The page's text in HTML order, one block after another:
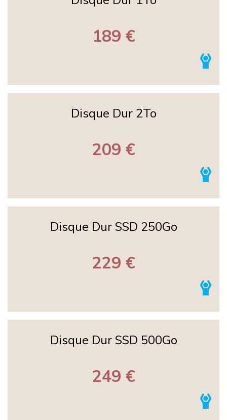
189 €
Disque Dur 2To
209 €
Disque Dur SSD 250Go
229 €
Disque Dur SSD 500Go
249 €